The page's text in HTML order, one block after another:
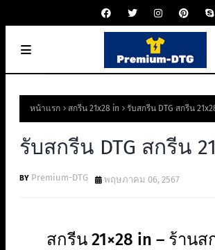
หน้าแรก สกรีน 21x28 in รับสกรีน DTG สกรีน
รับสกรีน DTG สกรีน
Premium-DTG พฤษภาคม 06, 2567
สกรีน 21×28 in – ร้านส